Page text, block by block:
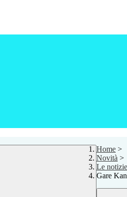
Home >
Novità >
Le notizie
Gare